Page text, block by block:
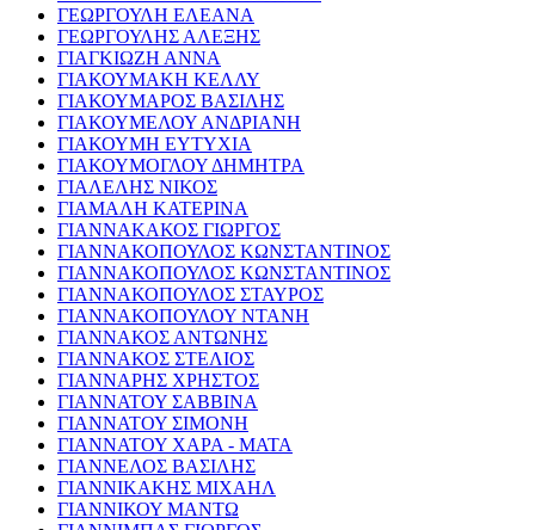
ΓΕΩΡΓΟΥΛΗ ΕΛΕΑΝΑ
ΓΕΩΡΓΟΥΛΗΣ ΑΛΕΞΗΣ
ΓΙΑΓΚΙΩΖΗ ΑΝΝΑ
ΓΙΑΚΟΥΜΑΚΗ ΚΕΛΛΥ
ΓΙΑΚΟΥΜΑΡΟΣ ΒΑΣΙΛΗΣ
ΓΙΑΚΟΥΜΕΛΟΥ ΑΝΔΡΙΑΝΗ
ΓΙΑΚΟΥΜΗ ΕΥΤΥΧΙΑ
ΓΙΑΚΟΥΜΟΓΛΟΥ ΔΗΜΗΤΡΑ
ΓΙΑΛΕΛΗΣ ΝΙΚΟΣ
ΓΙΑΜΑΛΗ ΚΑΤΕΡΙΝΑ
ΓΙΑΝΝΑΚΑΚΟΣ ΓΙΩΡΓΟΣ
ΓΙΑΝΝΑΚΟΠΟΥΛΟΣ ΚΩΝΣΤΑΝΤΙΝΟΣ
ΓΙΑΝΝΑΚΟΠΟΥΛΟΣ ΚΩΝΣΤΑΝΤΙΝΟΣ
ΓΙΑΝΝΑΚΟΠΟΥΛΟΣ ΣΤΑΥΡΟΣ
ΓΙΑΝΝΑΚΟΠΟΥΛΟΥ ΝΤΑΝΗ
ΓΙΑΝΝΑΚΟΣ ΑΝΤΩΝΗΣ
ΓΙΑΝΝΑΚΟΣ ΣΤΕΛΙΟΣ
ΓΙΑΝΝΑΡΗΣ ΧΡΗΣΤΟΣ
ΓΙΑΝΝΑΤΟΥ ΣΑΒΒΙΝΑ
ΓΙΑΝΝΑΤΟΥ ΣΙΜΟΝΗ
ΓΙΑΝΝΑΤΟΥ ΧΑΡΑ - ΜΑΤΑ
ΓΙΑΝΝΕΛΟΣ ΒΑΣΙΛΗΣ
ΓΙΑΝΝΙΚΑΚΗΣ ΜΙΧΑΗΛ
ΓΙΑΝΝΙΚΟΥ ΜΑΝΤΩ